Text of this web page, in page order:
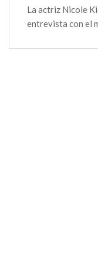
La actriz Nicole
entrevista con el